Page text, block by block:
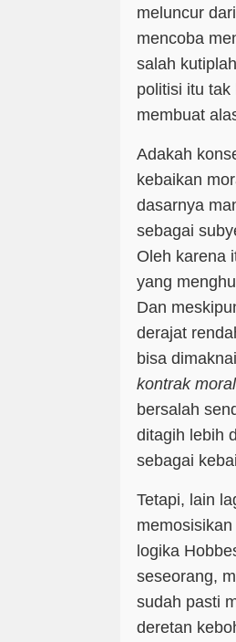
meluncur
mencoba
salah
politisi itu
membuat
Adakah
kebaikan
dasarnya
sebagai
Oleh karena
yang
Dan
derajat
bisa
kontrak moral
bersalah
ditagih lebih
sebagai
Tetapi, lain
logika
seseorang,
sudah pasti
deretan